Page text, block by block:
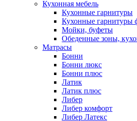
Кухонная мебель
Кухонные гарнитуры
Кухонные гарнитуры
Мойки, буфеты
Обеденные зоны,
Матрасы
Бонни
Бонни люкс
Бонни плюс
Латик
Латик плюс
Либер
Либер комфорт
Либер Латекс